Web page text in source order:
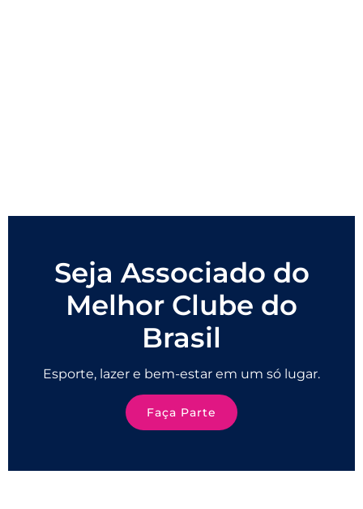
Seja Associado do
Melhor Clube do
Brasil
Esporte, lazer e bem-estar em um só lugar.
Faça Parte